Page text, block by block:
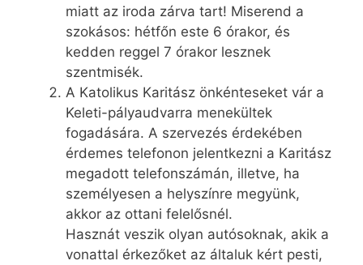
miatt az iroda zárva tart! Miserend a
szokásos: hétfőn este 6 órakor, és
kedden reggel 7 órakor lesznek
szentmisék.
A Katolikus Karitász önkénteseket vár a
Keleti-pályaudvarra menekültek
fogadására. A szervezés érdekében
érdemes telefonon jelentkezni a Karitász
megadott telefonszámán, illetve, ha
személyesen a helyszínre megyünk,
akkor az ottani felelősnél.
Hasznát veszik olyan autósoknak, akik a
vonattal érkezőket az általuk kért pesti,